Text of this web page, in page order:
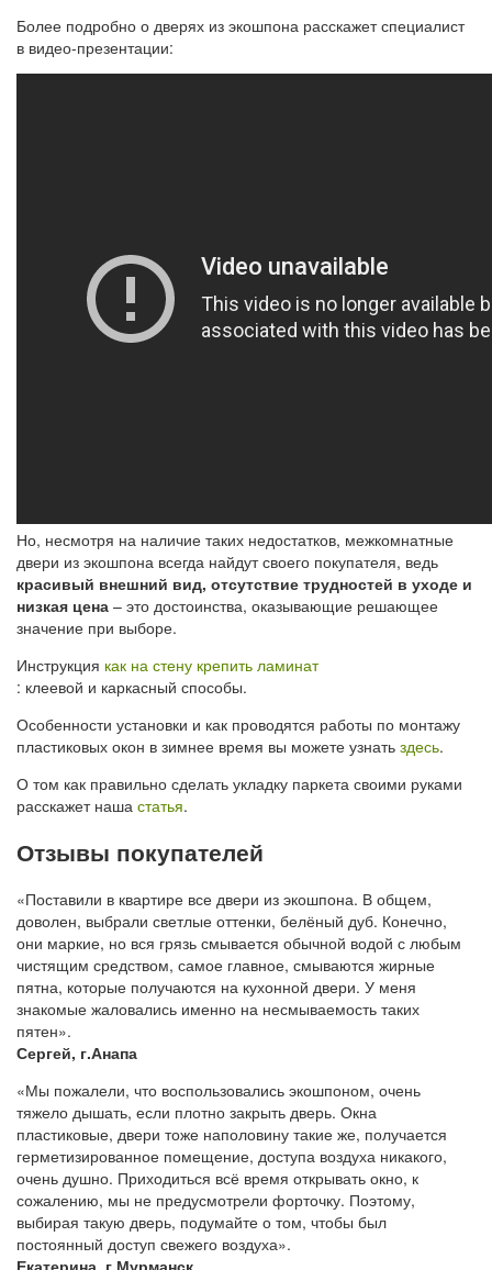
Более подробно о дверях из экошпона расскажет специалист
в видео-презентации:
Но, несмотря на наличие таких недостатков, межкомнатные
двери из экошпона всегда найдут своего покупателя, ведь
красивый внешний вид, отсутствие трудностей в уходе и
низкая цена – это достоинства, оказывающие решающее
значение при выборе.
Инструкция как на стену крепить ламинат
: клеевой и каркасный способы.
Особенности установки и как проводятся работы по монтажу
пластиковых окон в зимнее время вы можете узнать здесь.
О том как правильно сделать укладку паркета своими руками
расскажет наша статья.
Отзывы покупателей
«Поставили в квартире все двери из экошпона. В общем,
доволен, выбрали светлые оттенки, белёный дуб. Конечно,
они маркие, но вся грязь смывается обычной водой с любым
чистящим средством, самое главное, смываются жирные
пятна, которые получаются на кухонной двери. У меня
знакомые жаловались именно на несмываемость таких
пятен».
Сергей, г.Анапа
«Мы пожалели, что воспользовались экошпоном, очень
тяжело дышать, если плотно закрыть дверь. Окна
пластиковые, двери тоже наполовину такие же, получается
герметизированное помещение, доступа воздуха никакого,
очень душно. Приходиться всё время открывать окно, к
сожалению, мы не предусмотрели форточку. Поэтому,
выбирая такую дверь, подумайте о том, чтобы был
постоянный доступ свежего воздуха».
Екатерина, г.Мурманск